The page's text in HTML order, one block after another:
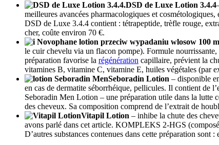
DSD de Luxe Lotion 3.4.4
meilleures avancées pharmacologiques et
DSD de Luxe 3.4.4 contient : tétrapeptide, trèfle rouge,
cher, coûte environ 70 €.
le cuir chevelu via un flacon pompe). Formule
préparation favorise la régénération capillaire, prévient la
vitamines B, vitamine C, vitamine E, huiles végétales (par
Seboradin Lotion – disponible
en cas de dermatite séborrhéique, pellicules. Il contient de
Seboradin Men Lotion – une préparation utile dans la lutte
des cheveux. Sa composition comprend de l’extrait de
Vitapil Lotion – inhibe la chute des
avons parlé dans cet article. KOMPLEKS 2-HGS
D’autres substances contenues dans cette préparation